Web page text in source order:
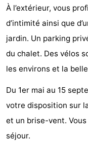
Last
minutes
Plages
Voir
et
faire
Lieux
d'intérêt
-
Musées
-
À l’extérieur, vous
d’intimité ainsi que
jardin. Un parking
du chalet. Des vélos
les environs et la
Du 1er mai au 15
votre disposition sur
et un brise-vent.
séjour.